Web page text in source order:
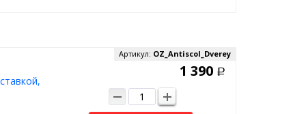
Артикул: OZ_Antiscol_Dverey
1 390 Р